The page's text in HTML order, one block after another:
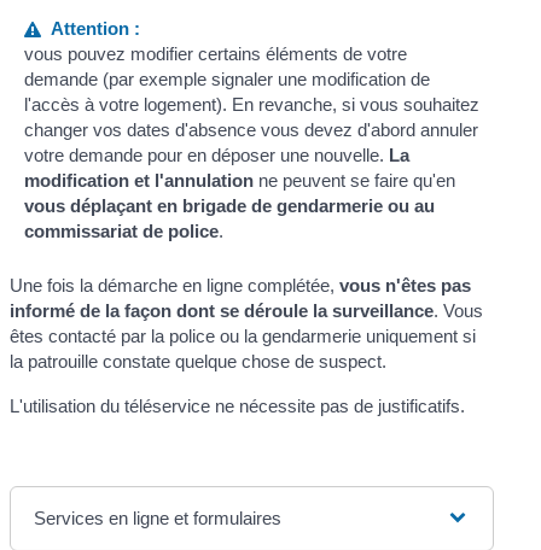
Attention :
vous pouvez modifier certains éléments de votre
demande (par exemple signaler une modification de
l'accès à votre logement). En revanche, si vous souhaitez
changer vos dates d'absence vous devez d'abord annuler
votre demande pour en déposer une nouvelle. La
modification et l'annulationne peuvent se faire qu'en
vous déplaçant en brigade de gendarmerie ou au
commissariat de police.
Une fois la démarche en ligne complétée,vous n'êtes pas
informé de la façon dont se déroule la surveillance. Vous
êtes contacté par la police ou la gendarmerie uniquement si
la patrouille constate quelque chose de suspect.
L'utilisation du téléservice ne nécessite pas de justificatifs.
Services en ligne et formulaires